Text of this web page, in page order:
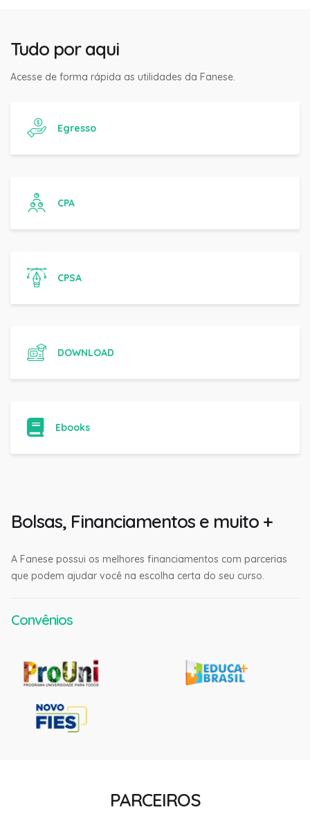
Tudo por aqui
Acesse de forma rápida as utilidades da Fanese.
Egresso
CPA
CPSA
DOWNLOAD
Ebooks
Bolsas, Financiamentos e muito +
A Fanese possui os melhores financiamentos com parcerias
que podem ajudar você na escolha certa do seu curso.
Convênios
PARCEIROS